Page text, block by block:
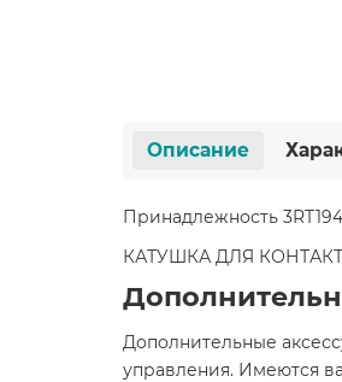
Описание
Принадлежность
КАТУШКА ДЛЯ
Дополнительные
управления. Имеются